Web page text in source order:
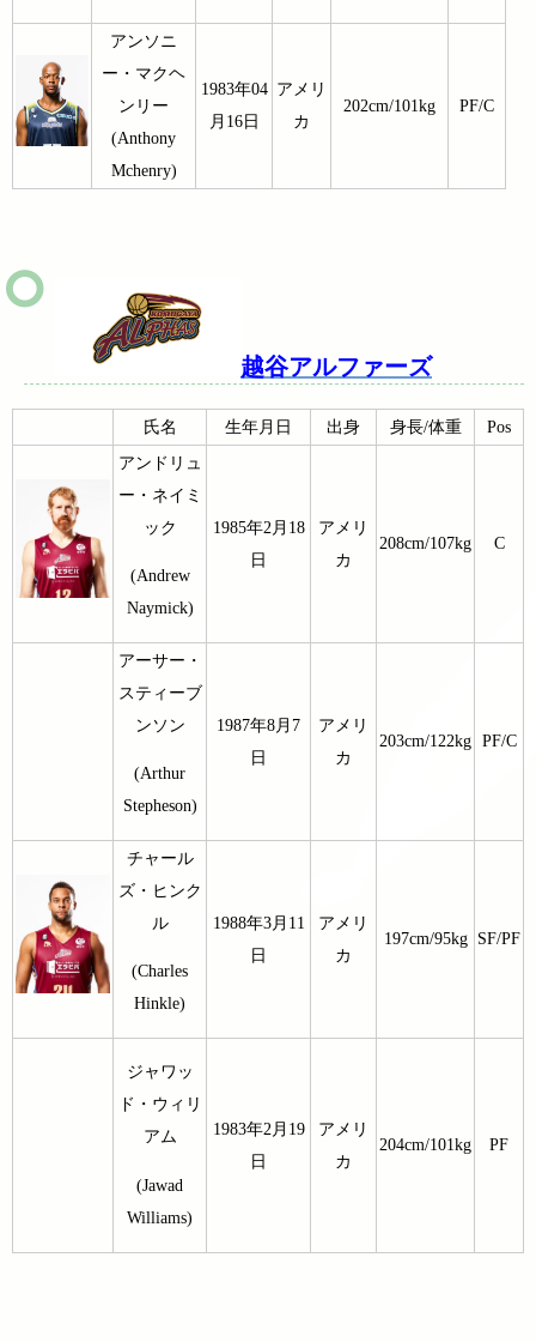
アンソニ
ー・マクヘ
ンリー
(Anthony
Mchenry)
1983年04
月16日
アメリ
カ
202cm/101kg PF/C
越谷アルファーズ
氏名 生年月日 出身 身長/体重
Pos
アンドリュ
ー・ネイミ
ック
(Andrew
Naymick)
1985年2月18
日
アメリ
カ
208cm/107kg C
アーサー・
スティーブ
ンソン
(Arthur
Stepheson)
1987年8月7
日
アメリ
カ
203cm/122kg PF/C
チャール
ズ・ヒンク
ル
(Charles
Hinkle)
1988年3月11
日
アメリ
カ
197cm/95kg SF/PF
ジャワッ
ド・ウィリ
アム
(Jawad
Williams)
1983年2月19
日
アメリ
カ
204cm/101kg PF